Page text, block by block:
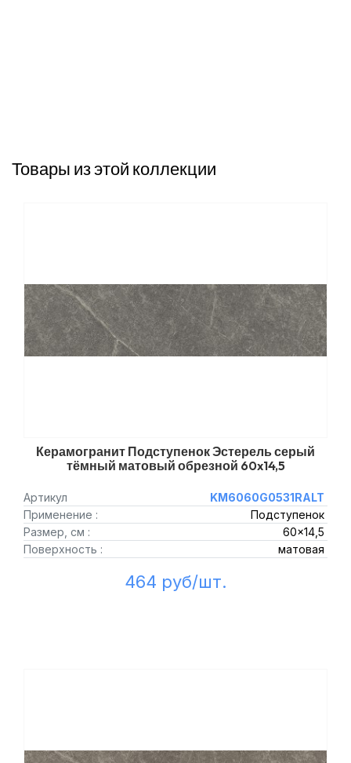
Товары из этой коллекции
Керамогранит Подступенок Эстерель серый
тёмный матовый обрезной 60x14,5
Артикул
KM6060G0531RALT
Применение :
Подступенок
Размер, см :
60x14,5
Поверхность :
матовая
464 руб/шт.